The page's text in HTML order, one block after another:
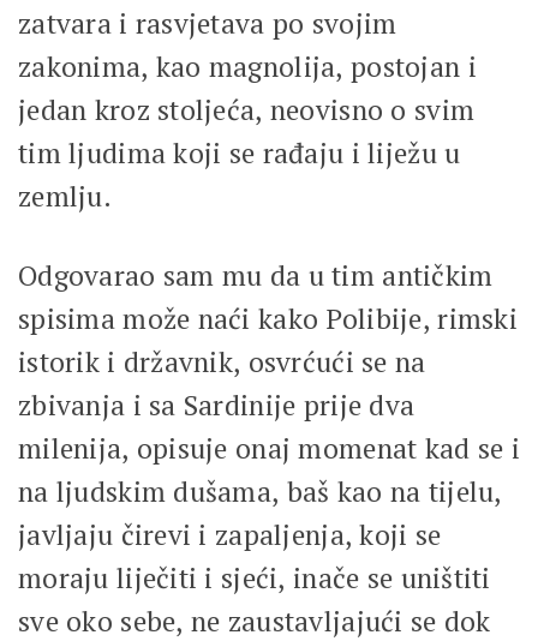
zatvara i rasvjetava po svojim
zakonima, kao magnolija, postojan i
jedan kroz stoljeća, neovisno o svim
tim ljudima koji se rađaju i liježu u
zemlju.
Odgovarao sam mu da u tim antičkim
spisima može naći kako Polibije, rimski
istorik i državnik, osvrćući se na
zbivanja i sa Sardinije prije dva
milenija, opisuje onaj momenat kad se i
na ljudskim dušama, baš kao na tijelu,
javljaju čirevi i zapaljenja, koji se
moraju liječiti i sjeći, inače se uništiti
sve oko sebe, ne zaustavljajući se dok